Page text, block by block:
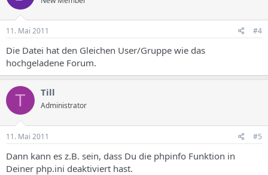
11. Mai 2011 #4
Die Datei hat den Gleichen User/Gruppe wie das
hochgeladene Forum.
T Till
Administrator
11. Mai 2011 #5
Dann kann es z.B. sein, dass Du die phpinfo Funktion in
Deiner php.ini deaktiviert hast.